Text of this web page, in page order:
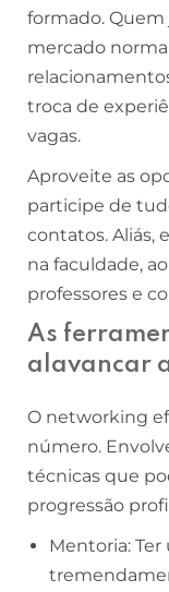
formado.
mercado
troca de
vagas.
Aproveite as
participe de
contatos. Aliás,
na faculdade,
professores e
As
alavancar
O networking
número.
técnicas que
progressão
Mentoria: